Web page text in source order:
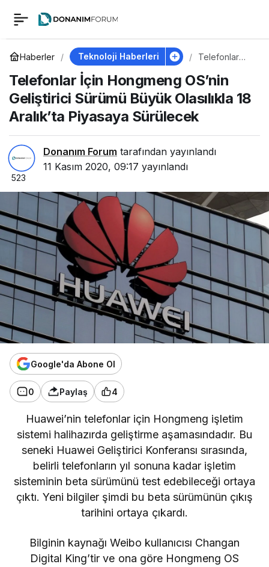
Haberler Teknoloji Haberleri
Telefonlar
Hongmeng
OS’nin
Geliştirici
Büyük
Aralık’ta
Piyasaya
Telefonlar İçin Hongmeng OS’nin
Geliştirici Sürümü Büyük Olasılıkla 18
Aralık’ta Piyasaya Sürülecek
Donanım Forum tarafından yayınlandı
11 Kasım 2020, 09:17 yayınlandı
523
Google'da Abone Ol
0 Paylaş 4
Huawei’nin telefonlar için Hongmeng işletim
sistemi halihazırda geliştirme aşamasındadır. Bu
seneki Huawei Geliştirici Konferansı sırasında,
belirli telefonların yıl sonuna kadar işletim
sisteminin beta sürümünü test edebileceği ortaya
çıktı. Yeni bilgiler şimdi bu beta sürümünün çıkış
tarihini ortaya çıkardı.
Bilginin kaynağı Weibo kullanıcısı Changan
Digital King’tir ve ona göre Hongmeng OS
Telefonlar İçin
Hongmeng OS’nin
Geliştirici Sürümü
Büyük Olasılıkla 18
Aralık’ta Piyasaya
Sürülecek